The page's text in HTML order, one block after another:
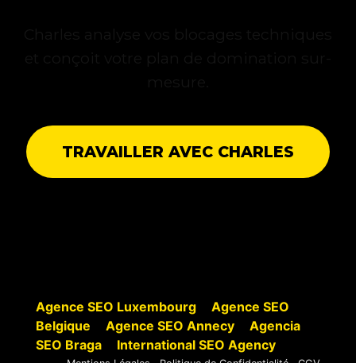
TRAVAILLER AVEC CHARLES
Agence SEO Luxembourg
Agence SEO
Belgique
Agence SEO Annecy
Agencia
SEO Braga
International SEO Agency